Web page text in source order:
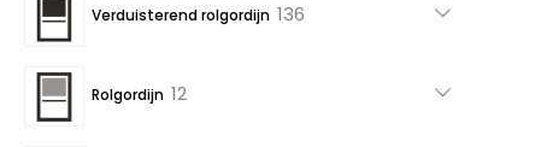
Verduisterend rolgordijn 136
Rolgordijn 12